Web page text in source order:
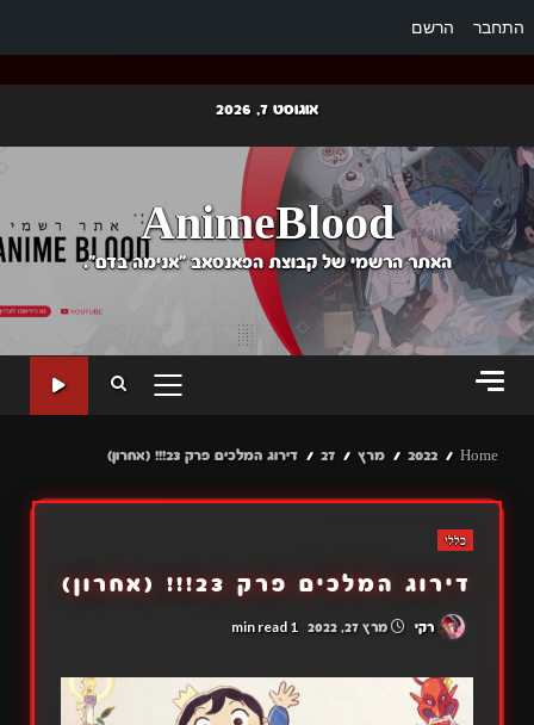
התחבר הרשם
content
אוגוסט 7, 2026
AnimeBlood
האתר הרשמי של קבוצת הפאנסאב "אנימה בדם".
PRIMARY
Home
2022 מרץ 27 דירוג המלכים פרק 23!!! (אחרון)
כללי
דירוג המלכים פרק 23!!! (אחרון)
רקי מרץ 27, 2022 1 min read